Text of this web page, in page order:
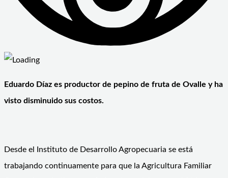
Eduardo Díaz es productor de pepino de fruta de Ovalle y ha
visto disminuido sus costos.
Desde el Instituto de Desarrollo Agropecuaria se está
trabajando continuamente para que la Agricultura Familiar